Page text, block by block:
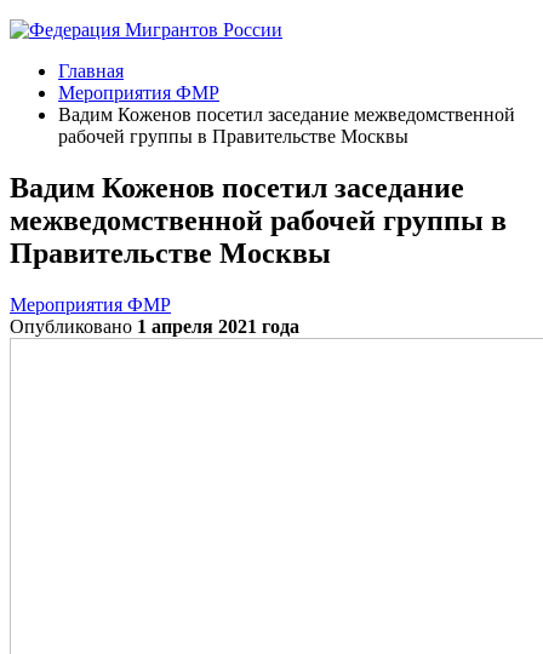
Главная
Мероприятия ФМР
Вадим Коженов посетил заседание межведомственной
рабочей группы в Правительстве Москвы
Вадим Коженов посетил заседание
межведомственной рабочей группы в
Правительстве Москвы
Мероприятия ФМР
Опубликовано 1 апреля 2021 года